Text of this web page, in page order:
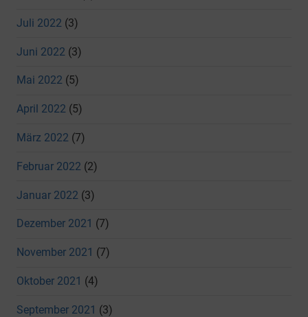
Juli 2022 (3)
Juni 2022 (3)
Mai 2022 (5)
April 2022 (5)
März 2022 (7)
Februar 2022 (2)
Januar 2022 (3)
Dezember 2021 (7)
November 2021 (7)
Oktober 2021 (4)
September 2021 (3)